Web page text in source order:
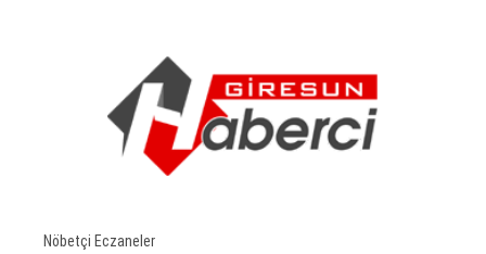
Nöbetçi Eczaneler